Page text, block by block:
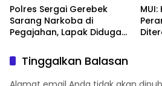
Polres Sergai Gerebek
Sarang Narkoba di
Pegajahan, Lapak Diduga
Dibakar
Tinggalkan Balasan